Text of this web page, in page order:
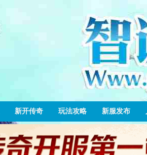
新开传奇 玩法攻略 新服发布